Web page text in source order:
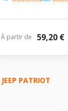
À partir de 59,20 €
JEEP PATRIOT